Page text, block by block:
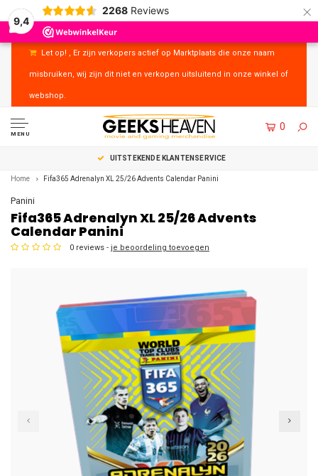
9,4
2268 Reviews ×
Let op! , Er zijn verkopers actief op Marktplaats die onze naam
misbruiken, wij zijn dit niet en verkopen uitsluitend in onze winkel of
webshop.
MENU
0
UITSTEKENDE KLANTENSERVICE
Home Fifa365 Adrenalyn XL 25/26 Advents Calendar Panini
Panini
Fifa365 Adrenalyn XL 25/26 Advents
Calendar Panini
0 reviews - je beoordeling toevoegen